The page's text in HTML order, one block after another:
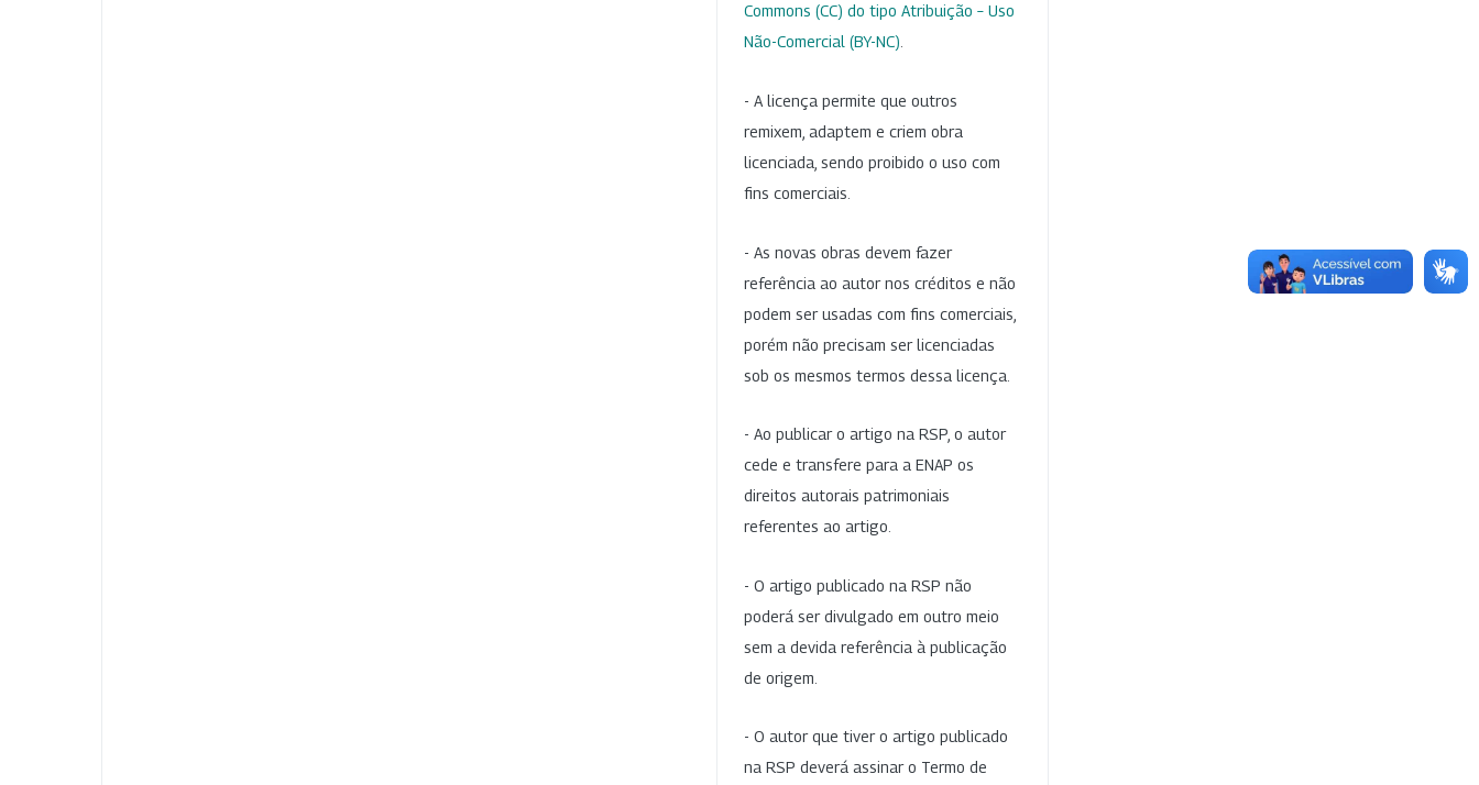
Commons (CC) do tipo Atribuição – Uso
Não-Comercial (BY-NC)
- A licença permite que outros
remixem, adaptem e criem obra
licenciada, sendo proibido o uso com
fins comerciais.
- As novas obras devem fazer
referência ao autor nos créditos e não
podem ser usadas com fins comerciais,
porém não precisam ser licenciadas
sob os mesmos termos dessa licença.
- Ao publicar o artigo na RSP, o autor
cede e transfere para a ENAP os
direitos autorais patrimoniais
referentes ao artigo.
- O artigo publicado na RSP não
poderá ser divulgado em outro meio
sem a devida referência à publicação
de origem.
- O autor que tiver o artigo publicado
na RSP deverá assinar o Termo de